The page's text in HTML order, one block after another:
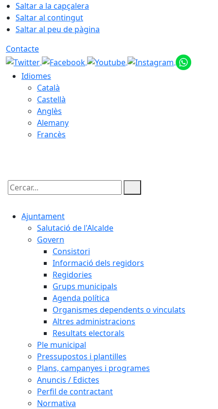
Saltar a la capçalera
Saltar al contingut
Saltar al peu de pàgina
Contacte
Idiomes
Català
Castellà
Anglès
Alemany
Francès
Cercar:
Ajuntament
Salutació de l'Alcalde
Govern
Consistori
Informació dels regidors
Regidories
Grups municipals
Agenda política
Organismes dependents o vinculats
Altres administracions
Resultats electorals
Ple municipal
Pressupostos i plantilles
Plans, campanyes i programes
Anuncis / Edictes
Perfil de contractant
Normativa